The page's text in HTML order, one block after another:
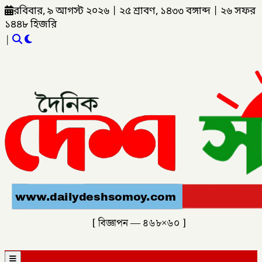
রবিবার, ৯ আগস্ট ২০২৬ ২৫ শ্রাবণ, ১৪৩৩ বঙ্গাব্দ
২৬ সফর
১৪৪৮ হিজরি
|
[ বিজ্ঞাপন — ৪৬৮×৬০ ]